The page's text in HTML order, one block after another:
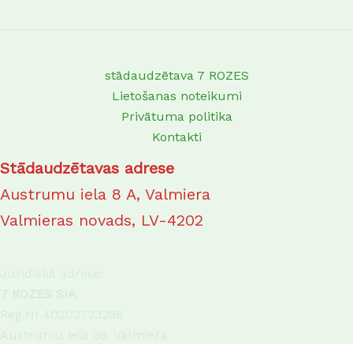
stādaudzētava 7 ROZES
Lietošanas noteikumi
Privātuma politika
Kontakti
Stādaudzētavas adrese
Austrumu iela 8 A, Valmiera
Valmieras novads, LV-4202